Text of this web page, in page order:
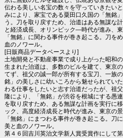
伝わる美しい名宝の数々を守っていきたい
みにより、家宝である粟田口久国の「無銘
う。刀を取り戻すため、治道はある無謀な
と経済成長、オリンピック―時代が進み、
「無銘」に関わる事件が巻き起こる。刀を
血のノワール。
[日販商品データベースより]
土地開発と不動産事業で成り上がった昭和
生まれた治道は、多数のビルを建て、東京
てず、祖父の誠一郎が所有する宝刀、一族
銘」の美しさに幼いころから魅せられてい
わる仕事をしたいと志す治道だったが、祖
隆により、「無銘」が渋谷を根城にする愚
を取り戻すため、ある無謀な計画を実行
ック、高度経済成長と時代が進み、東京の
「無銘」にまつわる事件が巻き起こる。刀
美と血のノワール。
第４６回吉川英治文学新人賞受賞作にして